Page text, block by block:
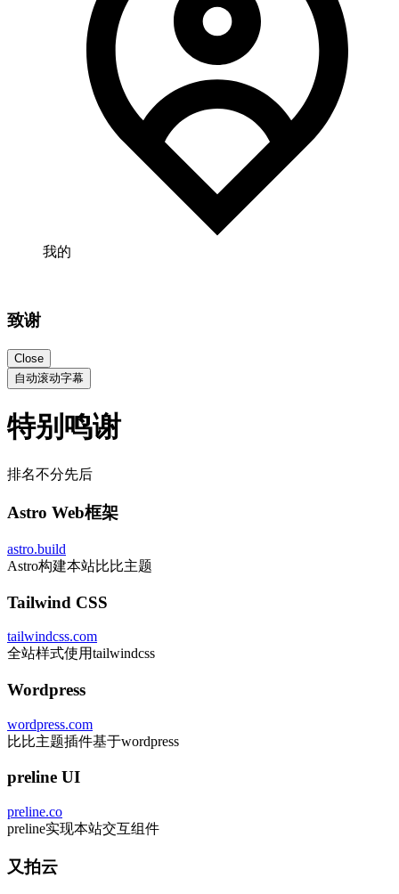
我的
致谢
Close
自动滚动字幕
特别鸣谢
排名不分先后
Astro Web框架
astro.build
Astro构建本站比比主题
Tailwind CSS
tailwindcss.com
全站样式使用tailwindcss
Wordpress
wordpress.com
比比主题插件基于wordpress
preline UI
preline.co
preline实现本站交互组件
又拍云